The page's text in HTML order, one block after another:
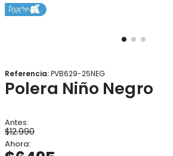
Referencia:PVB629-25NEG
Polera Niño Negro
$12.990